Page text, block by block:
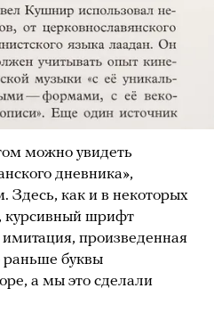
можно увидеть
дневника»,
Здесь, как и в некоторых
курсивный шрифт
произведенная
раньше буквы
а мы это сделали